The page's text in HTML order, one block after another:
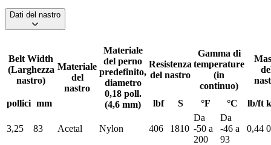
Dati del nastro
Belt Width
(Larghezza
nastro)
Materiale
del
nastro
Materiale
del perno
predefinito,
diametro
0,18 poll.
(4,6 mm)
Resistenza
del nastro
Gamma di
temperature
(in
continuo)
pollici mm lbf S °F °C lb/ft
3,25 83 Acetal Nylon 406 1810
Da
-50 a
200
Da
-46 a
93
0,44